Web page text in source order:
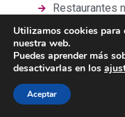
Restaurantes
Salud y
Sandó
Shanghai mama
Utilizamos cookies para
nuestra web.
Puedes aprender más
desactivarlas en los
Aceptar